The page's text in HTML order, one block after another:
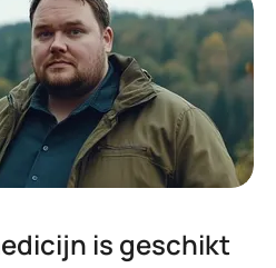
gewicht komt vaak weer
is geschikt